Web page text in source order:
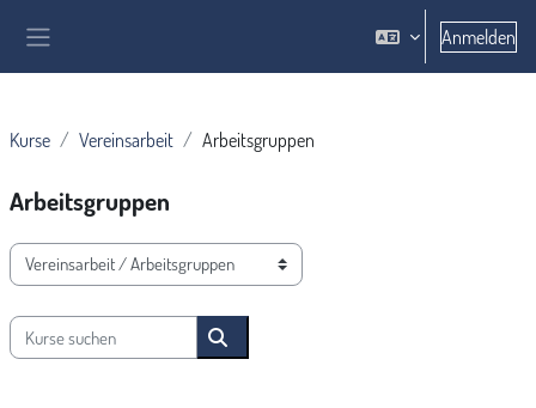
Anmelden
Kurse Vereinsarbeit Arbeitsgruppen
Arbeitsgruppen
Kursbereiche
Kurse suchen
Kurse suchen